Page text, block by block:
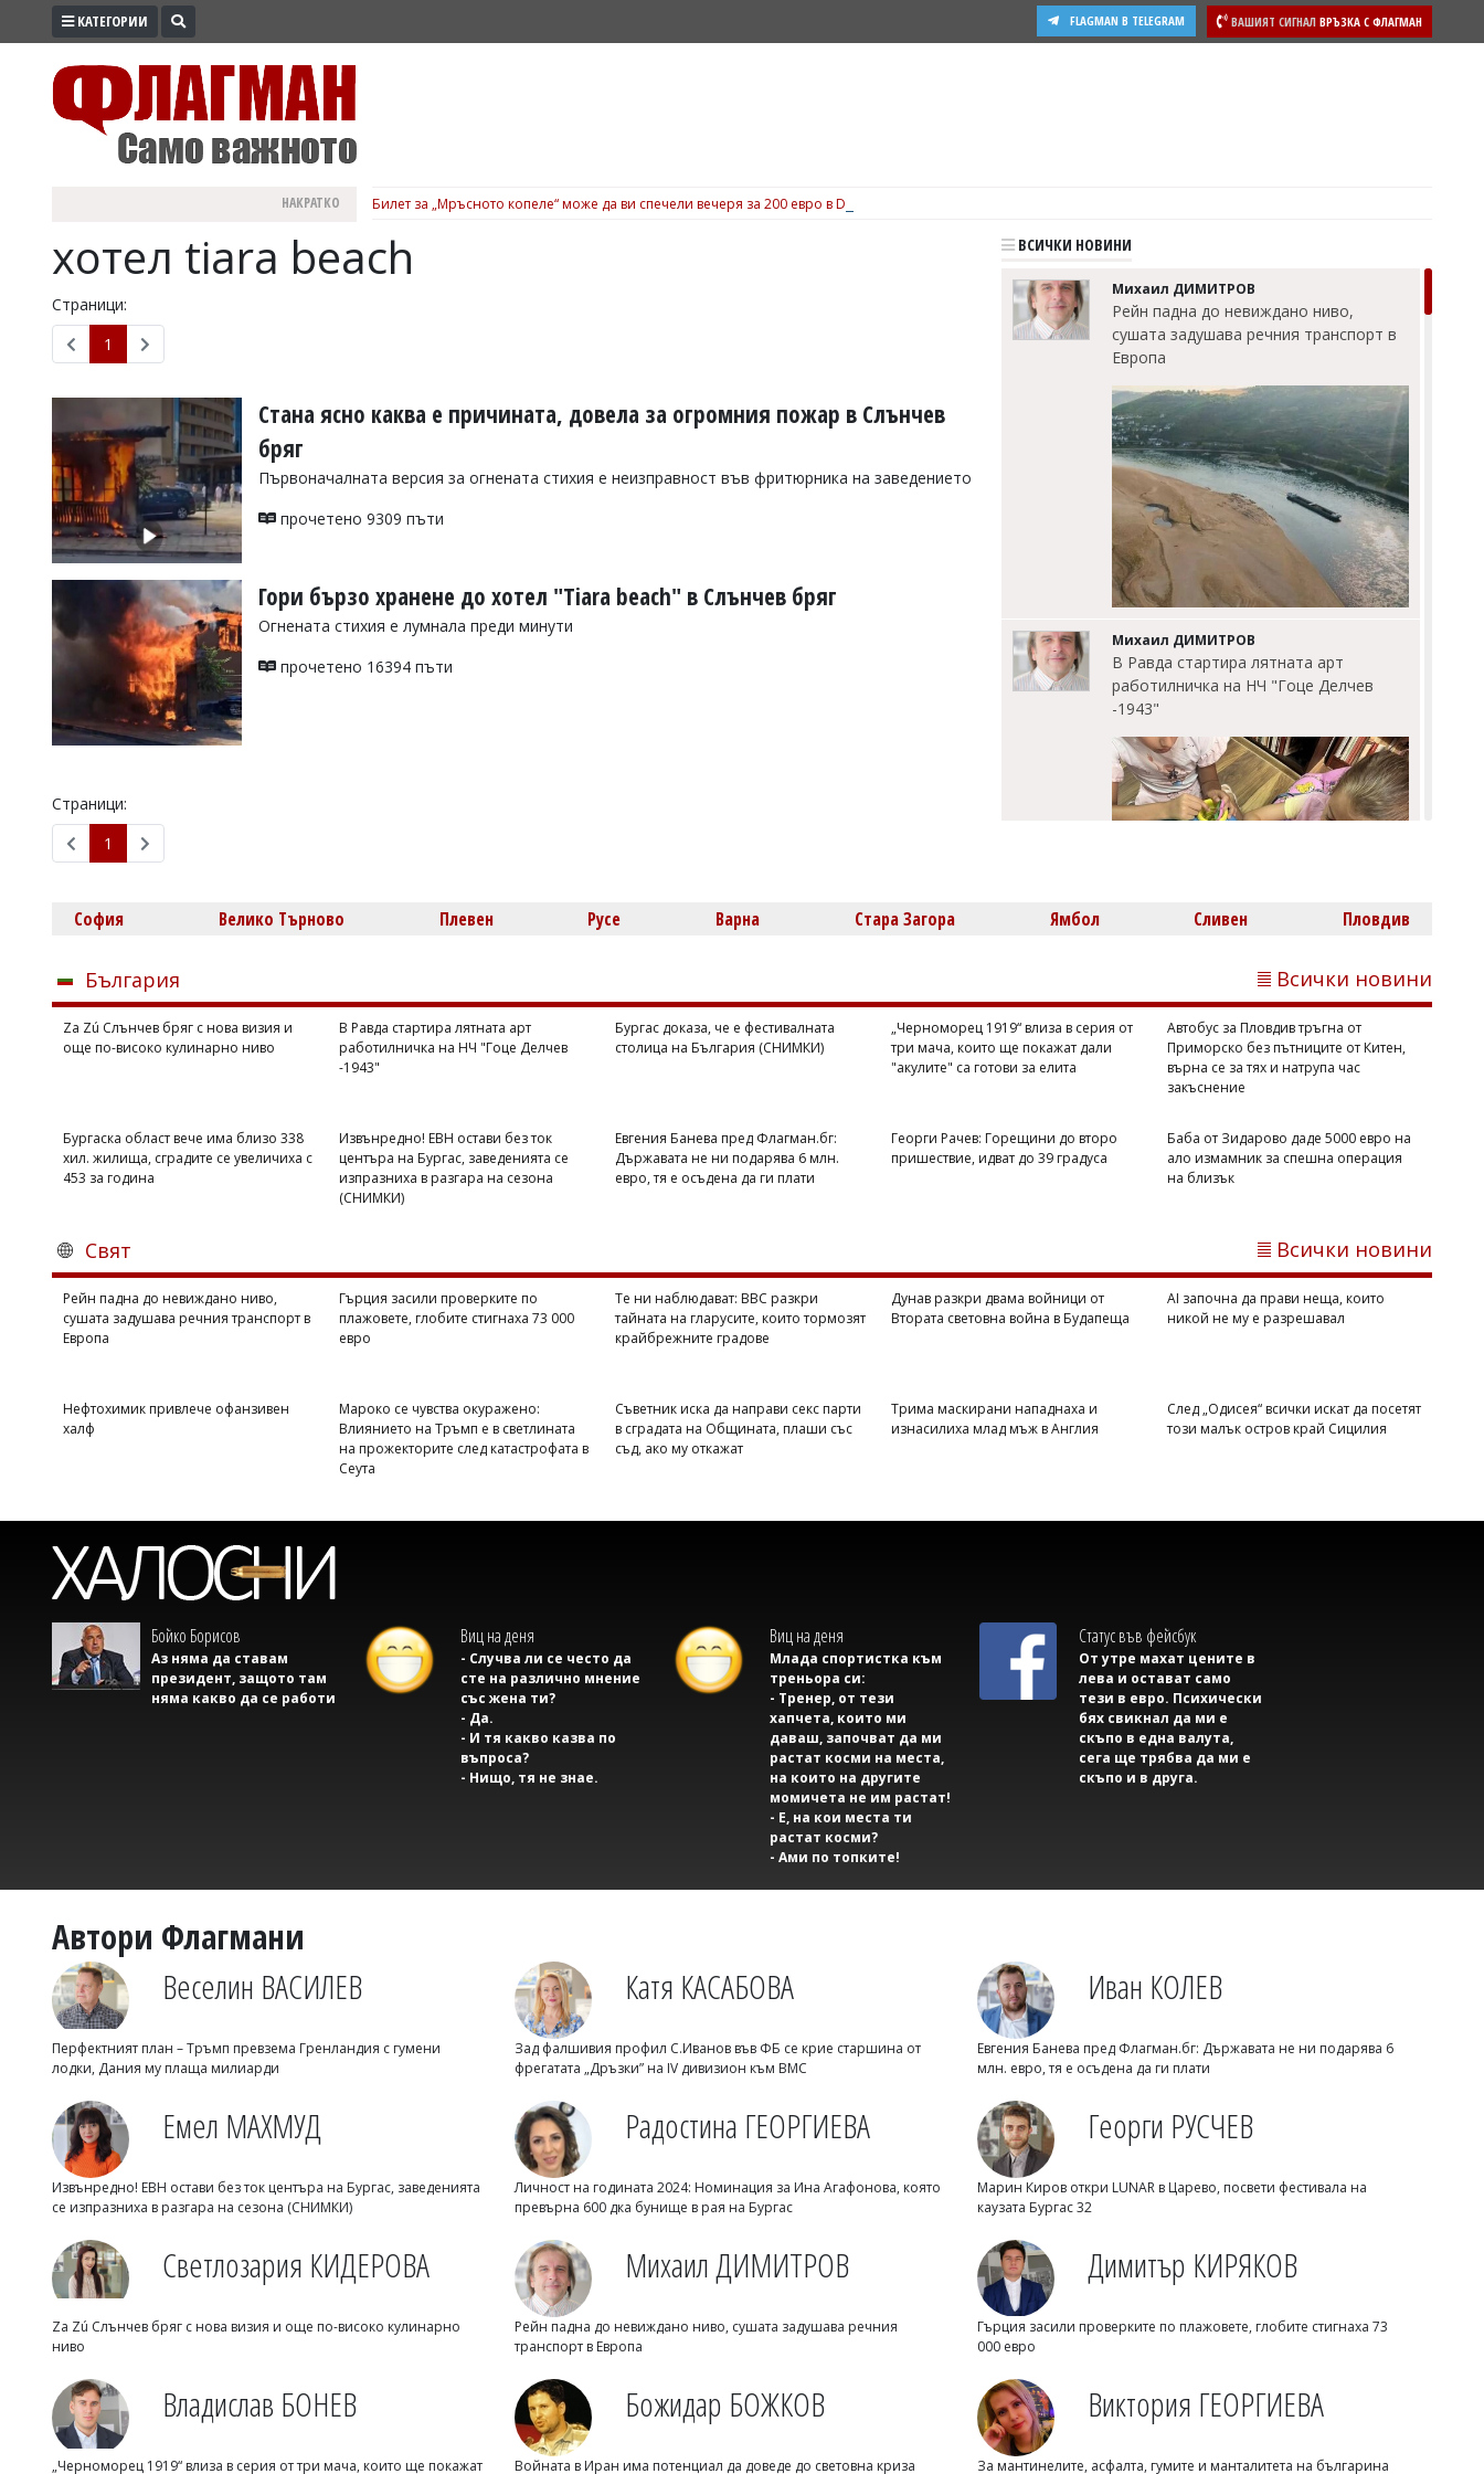
ПРОМО
ЗДРАВЕ
ПОЛИТИКА
ОБЩИНИ
ОБЩЕСТВО
ЛАЙФСТАЙЛ
ВОЙНАТА
УКРАЙНА
СПОРТ
РАЗСЛЕДВАНЕ
БИЗНЕС
Василев,
Касабова,
k.kassabova@flagman.bg
office@flagman.bg
Коментарите
статиите
читателите
редакцията
откриете
сигнализирайте
КАТЕГОРИИ ВАШИЯТ СИГНАЛ ВРЪЗКА С ФЛАГМАН
FLAGMAN В TELEGRAM
НАКРАТКО Билет за „Мръсното копеле“ може да ви спечели вечеря за 200 евро в Dock 5, вижте подробности
хотел tiara beach
Страници:
1
Стана ясно каква е причината, довела за огромния пожар в Слънчев
бряг
Първоначалната версия за огнената стихия е неизправност във фритюрника на заведението
прочетено 9309 пъти
Гори бързо хранене до хотел "Tiara beach" в Слънчев бряг
Огнената стихия е лумнала преди минути
прочетено 16394 пъти
Страници:
1
ВСИЧКИ НОВИНИ
Михаил ДИМИТРОВ
Рейн падна до невиждано ниво,
сушата задушава речния транспорт в
Европа
Михаил ДИМИТРОВ
В Равда стартира лятната арт
работилничка на НЧ "Гоце Делчев
-1943"
плажовете, глобите стигнаха 73 000
Михаил ДИМИТРОВ
AI започна да прави неща, които
никой не му е разрешавал
Димитър КИРЯКОВ
Нефтохимик привлече офанзивен
Бургаска област вече има близо 338
София Велико Търново Плевен Русе Варна Стара Загора Ямбол Сливен Пловдив
България Всички новини
Za Zú Слънчев бряг с нова визия и
още по-високо кулинарно ниво
В Равда стартира лятната арт
работилничка на НЧ "Гоце Делчев
-1943"
Бургас доказа, че е фестивалната
столица на България (СНИМКИ)
„Черноморец 1919“ влиза в серия от
три мача, които ще покажат дали
"акулите" са готови за елита
Автобус за Пловдив тръгна от
Приморско без пътниците от Китен,
върна се за тях и натрупа час
закъснение
Бургаска област вече има близо 338
хил. жилища, сградите се увеличиха с
453 за година
Извънредно! ЕВН остави без ток
центъра на Бургас, заведенията се
изпразниха в разгара на сезона
(СНИМКИ)
Евгения Банева пред Флагман.бг:
Държавата не ни подарява 6 млн.
евро, тя е осъдена да ги плати
Георги Рачев: Горещини до второ
пришествие, идват до 39 градуса
Баба от Зидарово даде 5000 евро на
ало измамник за спешна операция
на близък
Свят Всички новини
Рейн падна до невиждано ниво,
сушата задушава речния транспорт в
Европа
Гърция засили проверките по
плажовете, глобите стигнаха 73 000
евро
Те ни наблюдават: BBC разкри
тайната на гларусите, които тормозят
крайбрежните градове
Дунав разкри двама войници от
Втората световна война в Будапеща
AI започна да прави неща, които
никой не му е разрешавал
Нефтохимик привлече офанзивен
халф
Мароко се чувства окуражено:
Влиянието на Тръмп е в светлината
на прожекторите след катастрофата в
Сеута
Съветник иска да направи секс парти
в сградата на Общината, плаши със
съд, ако му откажат
Трима маскирани нападнаха и
изнасилиха млад мъж в Англия
След „Одисея“ всички искат да посетят
този малък остров край Сицилия
Бойко Борисов
Аз няма да ставам
президент, защото там
няма какво да се работи
Виц на деня
- Случва ли се често да
сте на различно мнение
със жена ти?
- Да.
- И тя какво казва по
въпроса?
- Нищо, тя не знае.
Виц на деня
Млада спортистка към
треньора си:
- Тренер, от тези
хапчета, които ми
даваш, започват да ми
растат косми на места,
на които на другите
момичета не им растат!
- Е, на кои места ти
растат косми?
- Ами по топките!
Статус във фейсбук
От утре махат цените в
лева и остават само
тези в евро. Психически
бях свикнал да ми е
скъпо в една валута,
сега ще трябва да ми е
скъпо и в друга.
Автори Флагмани
Веселин ВАСИЛЕВ
Перфектният план – Тръмп превзема Гренландия с гумени
лодки, Дания му плаща милиарди
Катя КАСАБОВА
Зад фалшивия профил С.Иванов във ФБ се крие старшина от
фрегатата „Дръзки” на IV дивизион към ВМС
Иван КОЛЕВ
Евгения Банева пред Флагман.бг: Държавата не ни подарява 6
млн. евро, тя е осъдена да ги плати
Емел МАХМУД
Извънредно! ЕВН остави без ток центъра на Бургас, заведенията
се изпразниха в разгара на сезона (СНИМКИ)
Радостина ГЕОРГИЕВА
Личност на годината 2024: Номинация за Ина Агафонова, която
превърна 600 дка бунище в рая на Бургас
Георги РУСЧЕВ
Марин Киров откри LUNAR в Царево, посвети фестивала на
каузата Бургас 32
Светлозария КИДЕРОВА
Za Zú Слънчев бряг с нова визия и още по-високо кулинарно
ниво
Михаил ДИМИТРОВ
Рейн падна до невиждано ниво, сушата задушава речния
транспорт в Европа
Димитър КИРЯКОВ
Гърция засили проверките по плажовете, глобите стигнаха 73
000 евро
Владислав БОНЕВ
„Черноморец 1919“ влиза в серия от три мача, които ще покажат
Божидар БОЖКОВ
Войната в Иран има потенциал да доведе до световна криза
Виктория ГЕОРГИЕВА
За мантинелите, асфалта, гумите и манталитета на българина